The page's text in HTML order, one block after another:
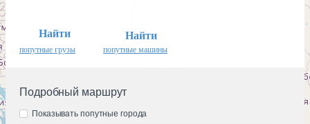
Найти
попутные грузы
Найти
попутные машины
Подробный маршрут
Показывать попутные города